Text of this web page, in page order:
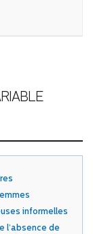
informelles
l’absence de